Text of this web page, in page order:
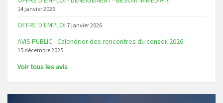
14 janvier 2026
OFFRE D'EMPLOI 7 janvier 2026
AVIS PUBLIC - Calendrier des rencontres du conseil 2026
15 décembre 2025
Voir tous les avis